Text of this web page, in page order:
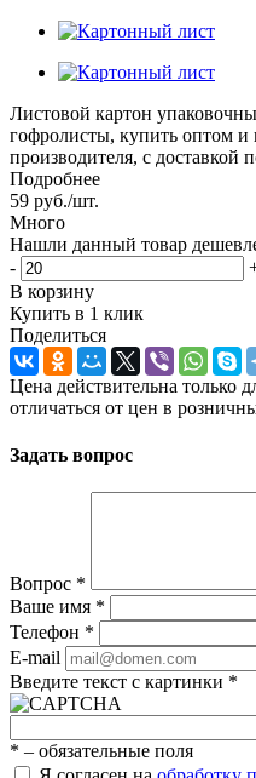
Листовой картон
гофролисты, купить оптом
производителя, с доставкой
Подробнее
59 руб./шт.
Много
Нашли данный товар
-
В корзину
Купить в 1 клик
Поделиться
Цена действительна только
отличаться от цен в
Задать вопрос
Вопрос *
Ваше имя *
Телефон *
E-mail
Введите текст с картинки *
* – обязательные поля